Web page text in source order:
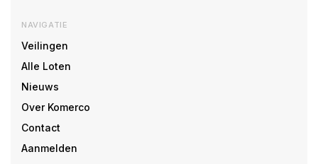
NAVIGATIE
Veilingen
Alle Loten
Nieuws
Over Komerco
Contact
Aanmelden